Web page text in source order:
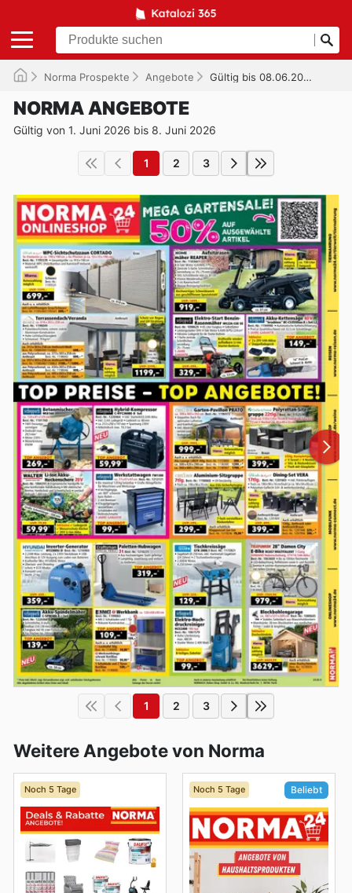
Norma Prospekte Angebote Gültig bis 08.06.2026
NORMA ANGEBOTE
Gültig von 1. Juni 2026 bis 8. Juni 2026
1 2 3
1 2 3
Weitere Angebote von Norma
Noch 5 Tage Noch 5 Tage Beliebt